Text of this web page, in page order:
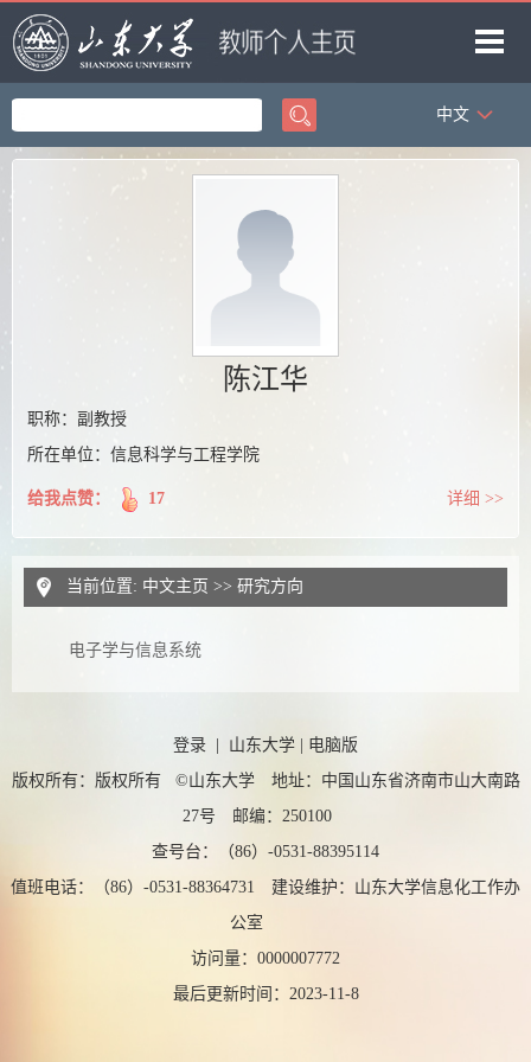
首页
中文
陈江华
职称：副教授
所在单位：信息科学与工程学院
给我点赞： 17 详细 >>
当前位置: 中文主页 >> 研究方向
电子学与信息系统
登录 山东大学
电脑版
版权所有：版权所有 ©山东大学 地址：中国山东省济南市山大南路
27号 邮编：250100
查号台：（86）-0531-88395114
值班电话：（86）-0531-88364731 建设维护：山东大学信息化工作办
公室
访问量： 0000007772
最后更新时间： 2023-11-8